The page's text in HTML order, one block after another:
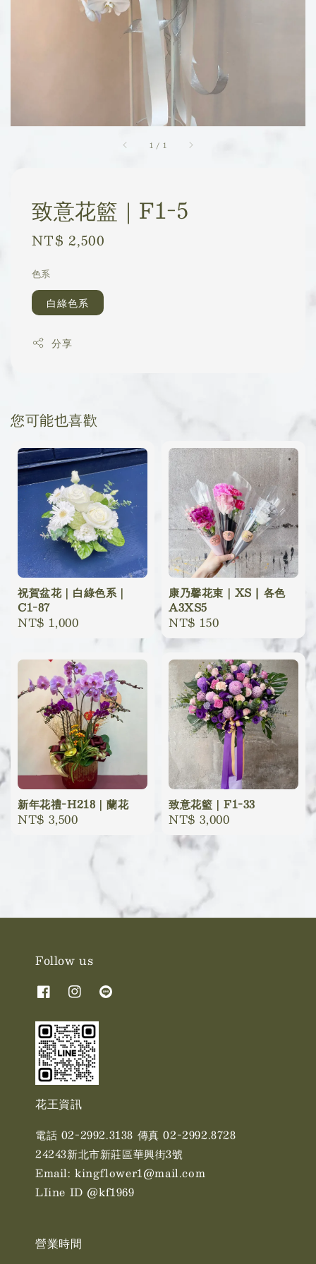
1 / 1
致意花籃｜F1-5
Regular
NT$ 2,500
色系
白綠色系
分享
您可能也喜歡
祝賀盆花｜白綠色系｜
C1-87
Regular
NT$ 1,000
康乃馨花束｜XS | 各色
A3XS5
Regular
price
NT$ 150
新年花禮-H218｜蘭花
Regular
NT$ 3,500
致意花籃｜F1-33
Regular
price
NT$ 3,000
Follow us
花王資訊
電話 02-2992.3138 傳真 02-2992.8728
24243新北市新莊區華興街3號
Email: kingflower1@mail.com
LIine ID @kf1969
營業時間